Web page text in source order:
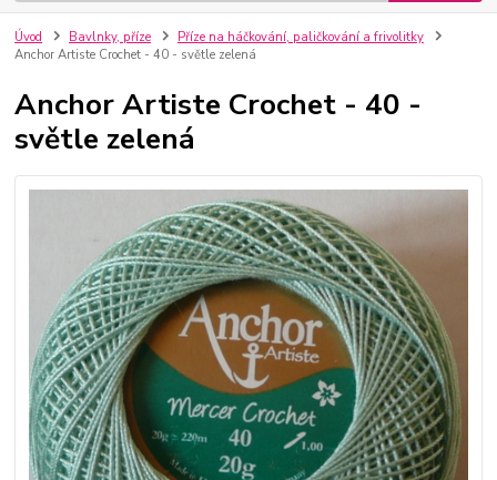
Úvod Bavlnky, příze
Příze na háčkování, paličkování a frivolitky
Anchor Artiste Crochet - 40 - světle zelená
Anchor Artiste Crochet - 40 -
světle zelená